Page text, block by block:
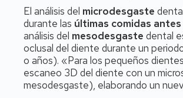
El análisis del microdesgaste
durante las últimas comidas
análisis del mesodesgaste dental
oclusal del diente durante un
o años). «Para los pequeños
escaneo 3D del diente con un
mesodesgaste), elaborando un